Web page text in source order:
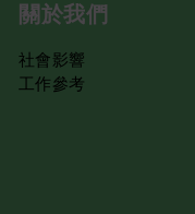
關於我們
​社會影響
工作參考